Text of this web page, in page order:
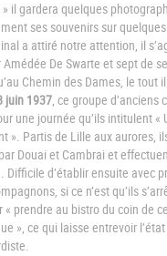
» il gardera quelques
ses souvenirs sur
a attiré notre attention, il
De Swarte et sept de
Chemin des Dames, le tout
juin 1937, ce groupe
une journée qu’ils intitulent «
». Partis de Lille aux aurores,
Douai et Cambrai et
Difficile d’établir ensuite avec
si ce n’est qu’ils
« prendre au bistro du coin de
», ce qui laisse entrevoir